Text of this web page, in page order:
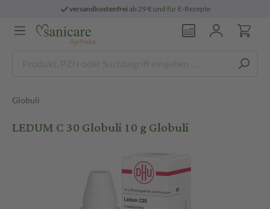
versandkostenfreiab 29 € und für E-Rezepte
Globuli
LEDUM C 30 Globuli 10 g Globuli